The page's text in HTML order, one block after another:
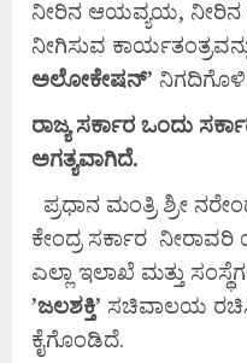
ನೀರಿನ ಆಯವ್ಯಯ, ನೀರಿನ
ನೀಗಿಸುವ
ಅಲೋಕೇಷನ್’
ರಾಜ್ಯಸರ್ಕಾರ ಒಂದು
ಅಗತ್ಯವಾಗಿದೆ.
ಪ್ರಧಾನ ಮಂತ್ರಿ ಶ್ರೀ
ಕೇಂದ್ರ ಸರ್ಕಾರ
ಎಲ್ಲಾ ಇಲಾಖೆ ಮತ್ತು
’ಜಲಶಕ್ತಿ’ ಸಚಿವಾಲಯ
ಕೈಗೊಂಡಿದೆ.